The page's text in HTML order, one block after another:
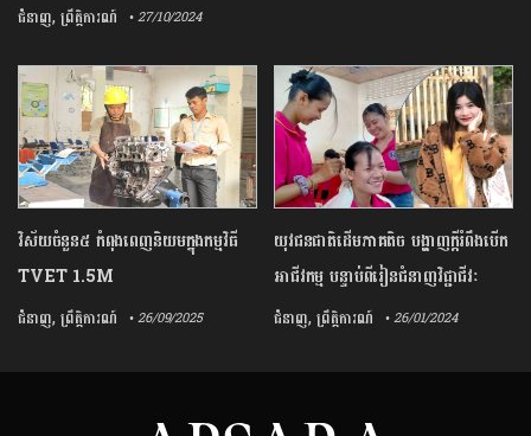
ជំនាញ,ព្រឹត្តិការណ៍ • 27/10/2024
វិស័យចំនួន៥ កំពុងពេញនិយមក្នុងកម្មវិធី
TVET 1.5M
ជំនាញ,ព្រឹត្តិការណ៍ • 26/09/2025
យុវជនជាតិដើមភាគតិច បង្ហាញក្តីរំពឹងបើក
អាជីវកម្ម បន្ទាប់ពីរៀនជំនាញវិជ្ជាជីវៈ
ជំនាញ,ព្រឹត្តិការណ៍ • 26/01/2024